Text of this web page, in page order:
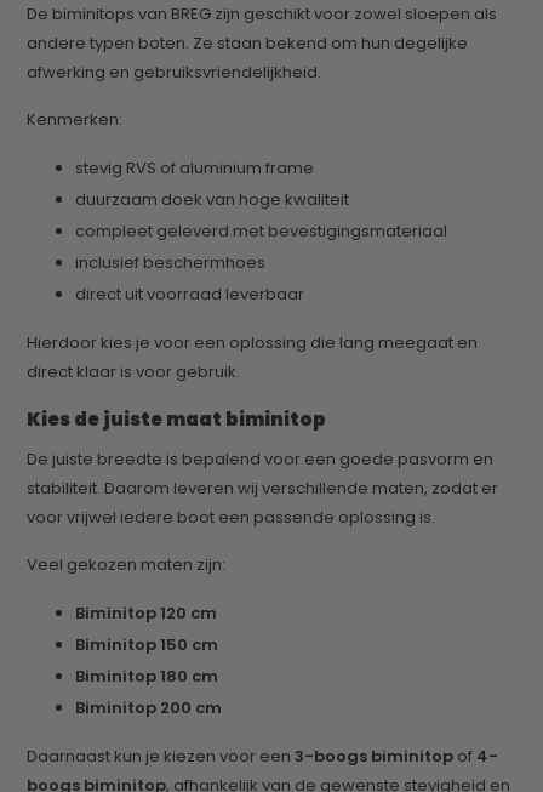
De biminitops van BREG zijn geschikt voor zowel sloepen als
andere typen boten. Ze staan bekend om hun degelijke
afwerking en gebruiksvriendelijkheid.
Kenmerken:
stevig RVS of aluminium frame
duurzaam doek van hoge kwaliteit
compleet geleverd met bevestigingsmateriaal
inclusief beschermhoes
direct uit voorraad leverbaar
Hierdoor kies je voor een oplossing die lang meegaat en
direct klaar is voor gebruik.
Kies de juiste maat biminitop
De juiste breedte is bepalend voor een goede pasvorm en
stabiliteit. Daarom leveren wij verschillende maten, zodat er
voor vrijwel iedere boot een passende oplossing is.
Veel gekozen maten zijn:
Biminitop 120 cm
Biminitop 150 cm
Biminitop 180 cm
Biminitop 200 cm
Daarnaast kun je kiezen voor een3-boogs biminitop of 4-
boogs biminitop, afhankelijk van de gewenste stevigheid en